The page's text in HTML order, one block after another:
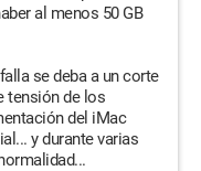
al menos 50 GB
se deba a un corte
tensión de los
del iMac
y durante varias